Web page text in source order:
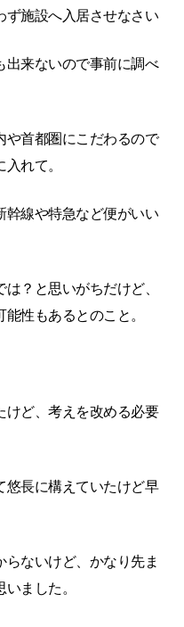
ず施設へ入居させなさい
出来ないので事前に調べ
や首都圏にこだわるので
れて。
幹線や特急など便がいい
？と思いがちだけど、
性もあるとのこと。
けど、考えを改める必要
悠長に構えていたけど早
ないけど、かなり先ま
ました。